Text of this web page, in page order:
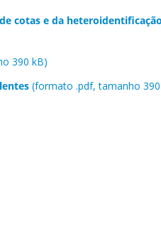
cotas e da heteroidentificação
390 kB)
(formato .pdf, tamanho